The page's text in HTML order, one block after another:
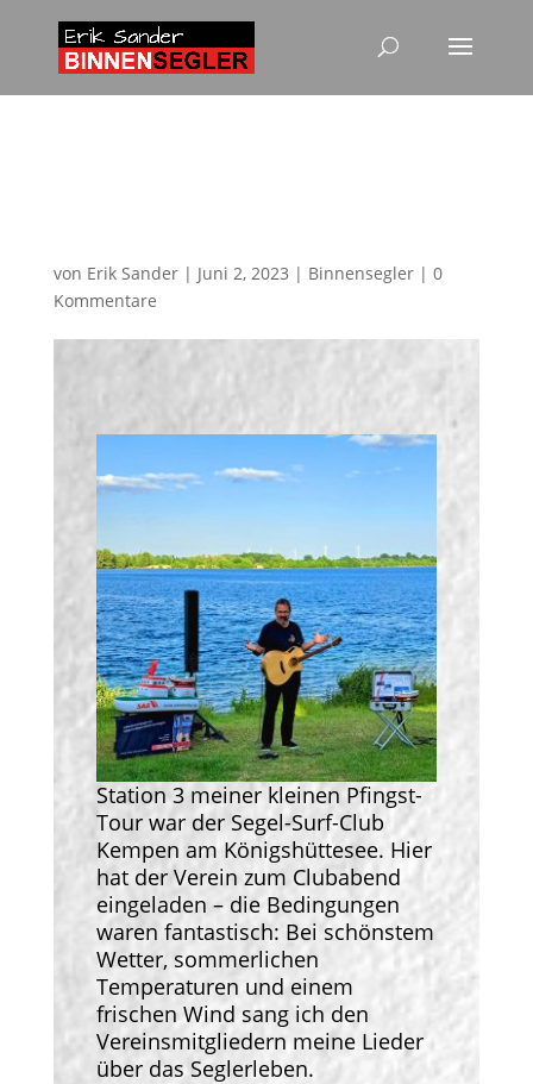
von Erik Sander| Juni 2, 2023 | Binnensegler| 0
Kommentare
Station 3 meiner kleinen Pfingst-
Tour war der Segel-Surf-Club
Kempen am Königshüttesee. Hier
hat der Verein zum Clubabend
eingeladen – die Bedingungen
waren fantastisch: Bei schönstem
Wetter, sommerlichen
Temperaturen und einem
frischen Wind sang ich den
Vereinsmitgliedern meine Lieder
über das Seglerleben.